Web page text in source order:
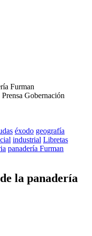
Gobernación
éxodo geografía
industrial Libretas
panadería Furman
la panadería